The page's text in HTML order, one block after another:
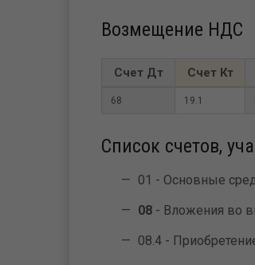
Возмещение НДС
Счет Дт Счет Кт
68 19.1
Список счетов,
01 - Основные
08 - Вложения во
08.4 -